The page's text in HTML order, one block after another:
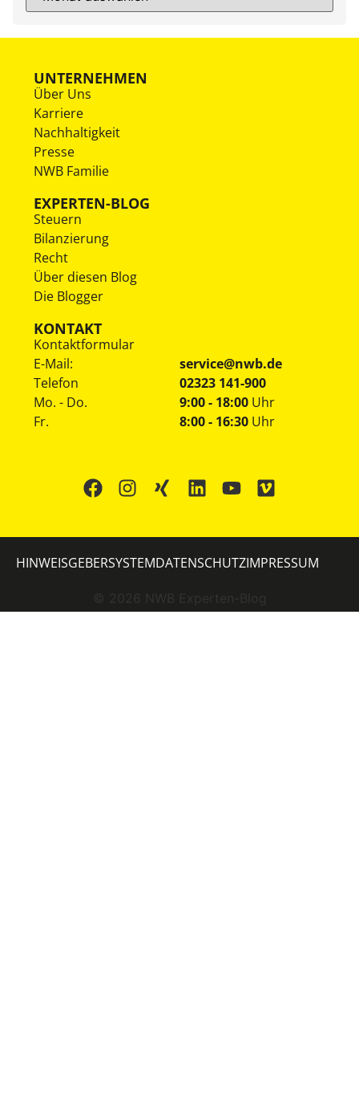
UNTERNEHMEN
Über Uns
Karriere
Nachhaltigkeit
Presse
NWB Familie
EXPERTEN-BLOG
Steuern
Bilanzierung
Recht
Über diesen Blog
Die Blogger
KONTAKT
Kontaktformular
E-Mail:
service@nwb.de
Telefon
02323 141-900
Mo. - Do.
Fr.
9:00 - 18:00 Uhr
8:00 - 16:30 Uhr
© 2026 NWB Experten-Blog
HINWEISGEBERSYSTEMDATENSCHUTZIMPRESSUM